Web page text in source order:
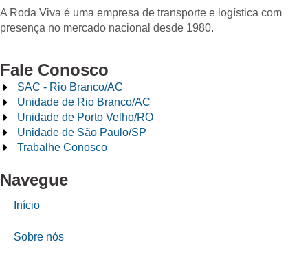
A Roda Viva é uma empresa de transporte e logística com
presença no mercado nacional desde 1980.
Fale Conosco
SAC - Rio Branco/AC
Unidade de Rio Branco/AC
Unidade de Porto Velho/RO
Unidade de São Paulo/SP
Trabalhe Conosco
Navegue
Início
Sobre nós